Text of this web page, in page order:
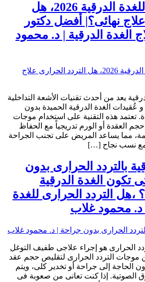
التردد الحرارى للغدة الدرقية 2026، هل
علاج نهائى؟| أفضل دكتور
الغدة الدرقية | د. محمود
يعد من أحدث تقنيات الأشعة التداخلية
عُقيدات الغدة الدرقية الحميدة بدون
تعتمد هذه التقنية على استخدام موجات
العقدة أو الورم تدريجياً مع الحفاظ
مما يساعد المريض على تجنب الجراحة
مع نسب نجاح […]
بالتردد الحرارى بدون
2026، متى تكون الغدة الدرقية
التردد الحرارى للغدة
د. محمود غلاب
الحرارى هو إجراء علاجى طفيف التوغل
موجات التردد الحرارى لتقليص حجم عقد
الحاجة إلى جراحة أو تخدير كلى، ويتم
الصوتية. إذا كنت تعانى من صعوبة فى